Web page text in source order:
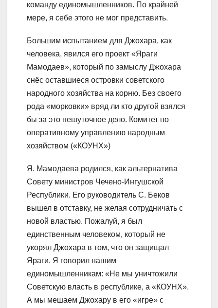
команду единомышленников. По крайней
мере, я себе этого не мог представить.
Большим испытанием для Джохара, как
человека, явился его проект «Яраги
Мамодаев», который по замыслу Джохара
снёс оставшиеся островки советского
народного хозяйства на корню. Без своего
рода «морковки» вряд ли кто другой взялся
бы за это нешуточное дело. Комитет по
оперативному управлению народным
хозяйством («КОУНХ»)
Я. Мамодаева родился, как альтернатива
Совету министров Чечено-Ингушской
Республики. Его руководитель С. Беков
вышел в отставку, не желая сотрудничать с
новой властью. Пожалуй, я был
единственным человеком, который не
укорял Джохара в том, что он защищал
Яраги. Я говорил нашим
единомышленникам: «Не мы уничтожили
Советскую власть в республике, а «КОУНХ».
А мы мешаем Джохару в его «игре» с